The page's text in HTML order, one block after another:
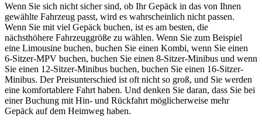
Wenn Sie sich nicht sicher sind, ob Ihr Gepäck in das von Ihnen
gewählte Fahrzeug passt, wird es wahrscheinlich nicht passen.
Wenn Sie mit viel Gepäck buchen, ist es am besten, die
nächsthöhere Fahrzeuggröße zu wählen. Wenn Sie zum Beispiel
eine Limousine buchen, buchen Sie einen Kombi, wenn Sie einen
6-Sitzer-MPV buchen, buchen Sie einen 8-Sitzer-Minibus und wenn
Sie einen 12-Sitzer-Minibus buchen, buchen Sie einen 16-Sitzer-
Minibus. Der Preisunterschied ist oft nicht so groß, und Sie werden
eine komfortablere Fahrt haben. Und denken Sie daran, dass Sie bei
einer Buchung mit Hin- und Rückfahrt möglicherweise mehr
Gepäck auf dem Heimweg haben.